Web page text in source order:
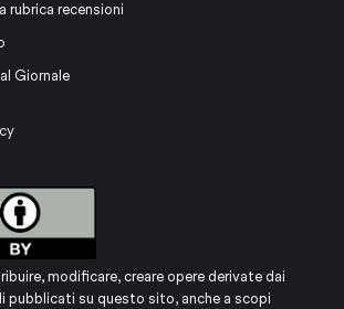
rubrica recensioni
Giornale
modificare, creare opere derivate dai
pubblicati su questo sito, anche a scopi